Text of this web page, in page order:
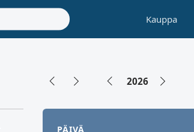
Kauppa
2026
PÄIVÄ